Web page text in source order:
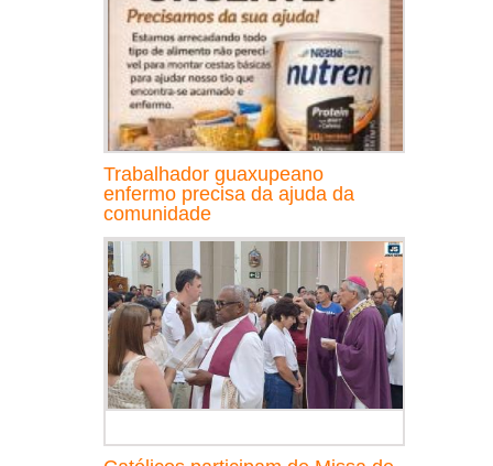
Trabalhador guaxupeano
enfermo precisa da ajuda da
comunidade